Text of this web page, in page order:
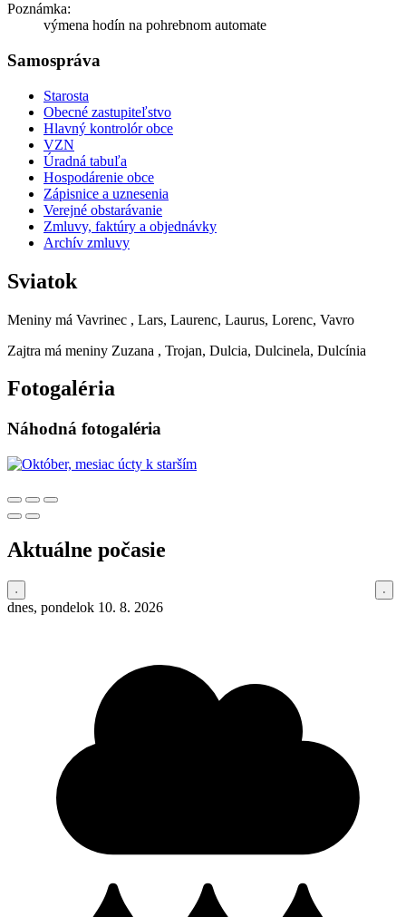
Poznámka:
výmena hodín na pohrebnom automate
Samospráva
Starosta
Obecné zastupiteľstvo
Hlavný kontrolór obce
VZN
Úradná tabuľa
Hospodárenie obce
Zápisnice a uznesenia
Verejné obstarávanie
Zmluvy, faktúry a objednávky
Archív zmluvy
Sviatok
Meniny má Vavrinec , Lars, Laurenc, Laurus, Lorenc, Vavro
Zajtra má meniny Zuzana , Trojan, Dulcia, Dulcinela, Dulcínia
Fotogaléria
Náhodná fotogaléria
Aktuálne počasie
dnes, pondelok 10. 8. 2026